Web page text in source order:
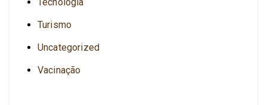
Turismo
Uncategorized
Vacinação